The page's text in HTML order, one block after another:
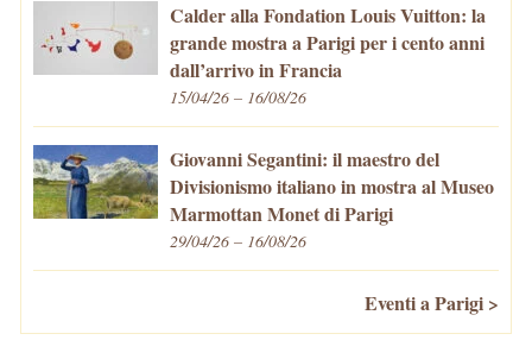
Calder alla Fondation Louis Vuitton: la
grande mostra a Parigi per i cento anni
dall’arrivo in Francia
15/04/26 – 16/08/26
Giovanni Segantini: il maestro del
Divisionismo italiano in mostra al Museo
Marmottan Monet di Parigi
29/04/26 – 16/08/26
Eventi a Parigi >